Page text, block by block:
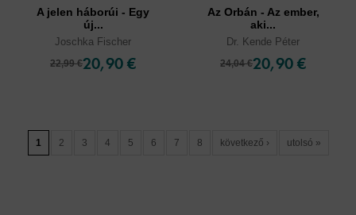
A jelen háborúi - Egy
új...
Joschka Fischer
22,99 €20,90 €
Az Orbán - Az ember,
aki...
Dr. Kende Péter
24,04 €20,90 €
1 2 3 4 5 6 7 8 következő › utolsó »